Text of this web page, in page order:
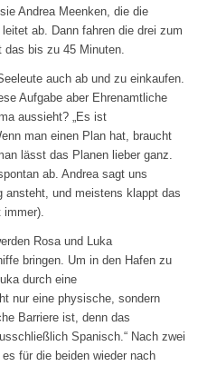
Andrea Meenken, die die
ab. Dann fahren die drei zum
das bis zu 45 Minuten.
auch ab und zu einkaufen.
Aufgabe aber Ehrenamtliche
aussieht? „Es ist
man einen Plan hat, braucht
lässt das Planen lieber ganz.
ab. Andrea sagt uns
ansteht, und meistens klappt das
Rosa und Luka
bringen. Um in den Hafen zu
durch eine
nur eine physische, sondern
Barriere ist, denn das
Spanisch.“ Nach zwei
für die beiden wieder nach